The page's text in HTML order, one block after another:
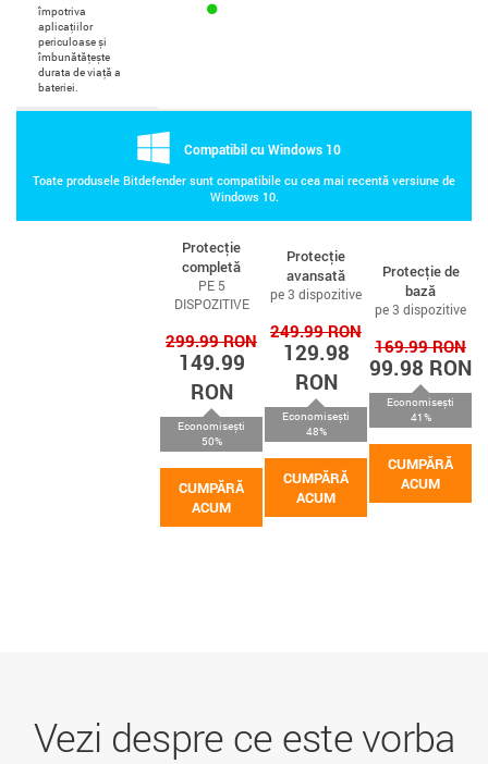
împotriva
aplicațiilor
periculoase și
îmbunătățește
durata de viață a
bateriei.
Compatibil cu Windows 10
Toate produsele Bitdefender sunt compatibile cu cea mai recentă versiune de
Windows 10.
Protecție
completă
PE 5
DISPOZITIVE
299.99 RON
149.99
RON
Economisești
50%
CUMPĂRĂ
ACUM
Protecție
avansată
pe 3 dispozitive
249.99 RON
129.98
RON
Economisești
48%
CUMPĂRĂ
ACUM
Protecție de
bază
pe 3 dispozitive
169.99 RON
99.98 RON
Economisești
41%
CUMPĂRĂ
ACUM
Vezi despre ce este vorba